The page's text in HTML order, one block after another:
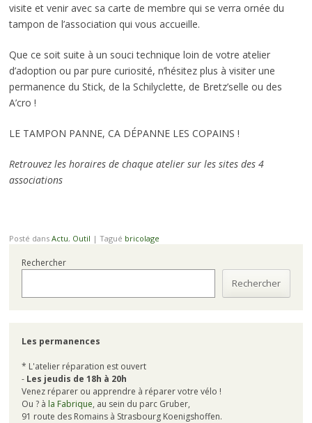
visite et venir avec sa carte de membre qui se verra ornée du
tampon de l’association qui vous accueille.
Que ce soit suite à un souci technique loin de votre atelier
d’adoption ou par pure curiosité, n’hésitez plus à visiter une
permanence du Stick, de la Schilyclette, de Bretz’selle ou des
A’cro !
LE TAMPON PANNE, CA DÉPANNE LES COPAINS !
Retrouvez les horaires de chaque atelier sur les sites des 4
associations
Posté dans Actu, Outil | Tagué bricolage
Rechercher
Rechercher
Les permanences
* L'atelier réparation est ouvert
- Les jeudis de 18h à 20h
Venez réparer ou apprendre à réparer votre vélo !
Ou ? à la Fabrique, au sein du parc Gruber,
91 route des Romains à Strasbourg Koenigshoffen.